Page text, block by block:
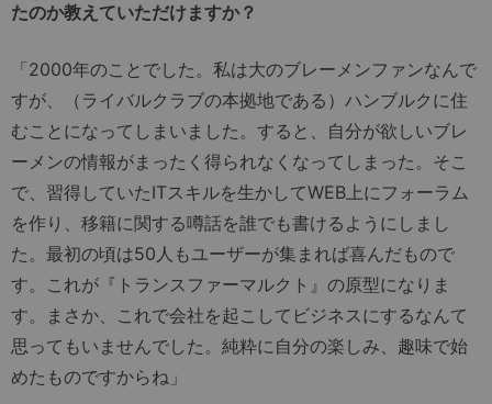
たのか教えていただけますか？
「2000年のことでした。私は大のブレーメンファンなんで
すが、（ライバルクラブの本拠地である）ハンブルクに住
むことになってしまいました。すると、自分が欲しいブレ
ーメンの情報がまったく得られなくなってしまった。そこ
で、習得していたITスキルを生かしてWEB上にフォーラム
を作り、移籍に関する噂話を誰でも書けるようにしまし
た。最初の頃は50人もユーザーが集まれば喜んだもので
す。これが『トランスファーマルクト』の原型になりま
す。まさか、これで会社を起こしてビジネスにするなんて
思ってもいませんでした。純粋に自分の楽しみ、趣味で始
めたものですからね」